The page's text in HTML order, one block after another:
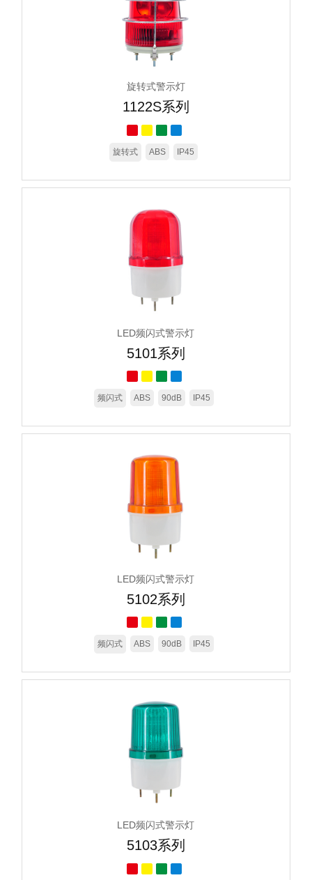
旋转式警示灯
1122S系列
旋转式 ABS IP45
LED频闪式警示灯
5101系列
频闪式 ABS 90dB IP45
LED频闪式警示灯
5102系列
频闪式 ABS 90dB IP45
LED频闪式警示灯
5103系列